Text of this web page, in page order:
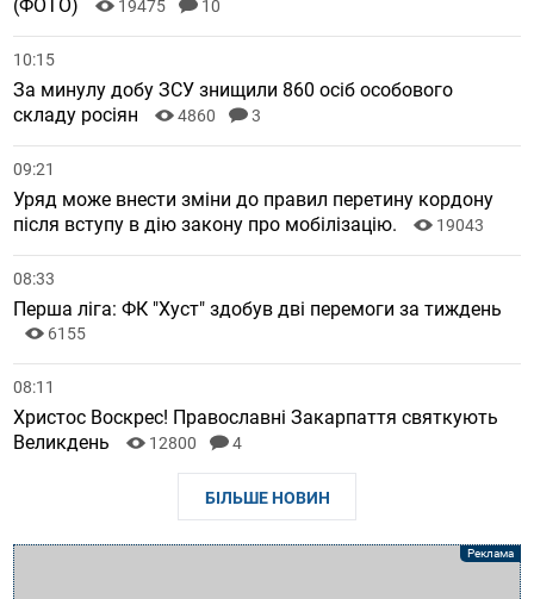
(ФОТО) 19475 10
10:15
За минулу добу ЗСУ знищили 860 осіб особового
складу росіян
4860 3
09:21
Уряд може внести зміни до правил перетину кордону
після вступу в дію закону про мобілізацію.
19043
08:33
Перша ліга: ФК "Хуст" здобув дві перемоги за тиждень
6155
08:11
Христос Воскрес! Православні Закарпаття святкують
Великдень
12800 4
БІЛЬШЕ НОВИН